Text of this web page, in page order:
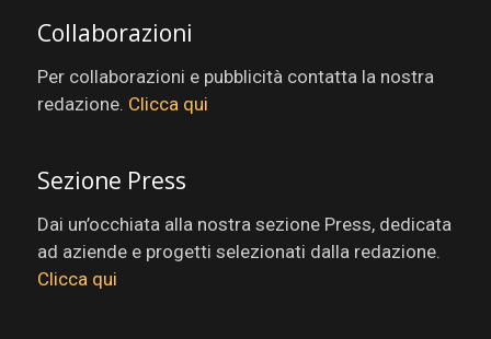
Collaborazioni
Per collaborazioni e pubblicità contatta la nostra
redazione. Clicca qui
Sezione Press
Dai un’occhiata alla nostra sezione Press, dedicata
ad aziende e progetti selezionati dalla redazione.
Clicca qui